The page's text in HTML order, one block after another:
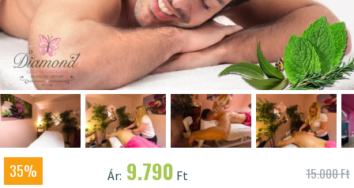
35% Ár: 9.790 Ft 15.000 Ft